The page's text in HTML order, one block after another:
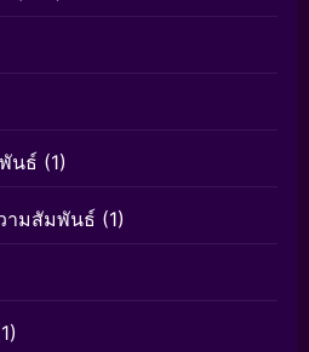
นธ์ (1)
ามสัมพันธ์ (1)